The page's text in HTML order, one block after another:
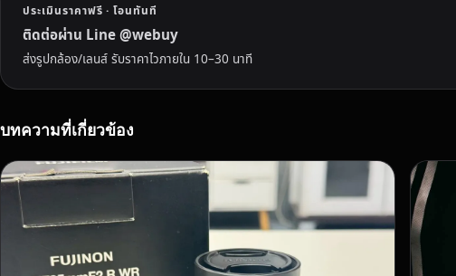
น
ใ
น
รี
ร
ประเมินราคาฟรี · โอนทันที
ติดต่อผ่าน Line @webuy
ส่งรูปกล้อง/เลนส์ รับราคาไวภายใน 10–30 นาที
บทความที่เกี่ยวข้อง